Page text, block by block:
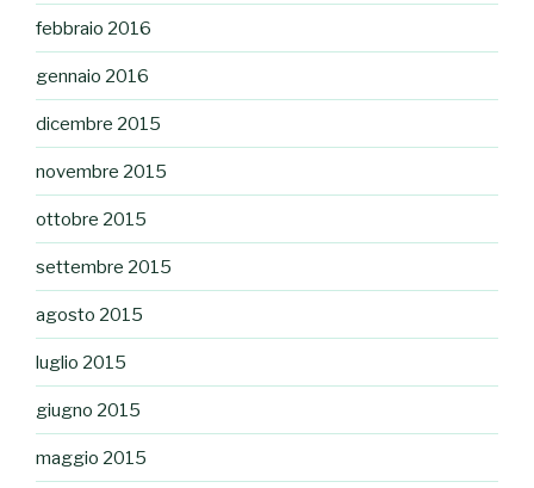
febbraio 2016
gennaio 2016
dicembre 2015
novembre 2015
ottobre 2015
settembre 2015
agosto 2015
luglio 2015
giugno 2015
maggio 2015